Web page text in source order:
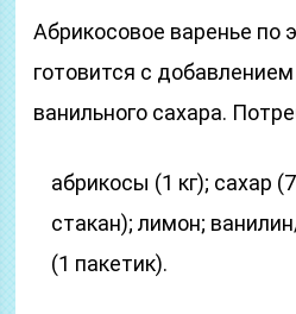
Абрикосовое варенье по
готовится с
ванильного сахара.
абрикосы (1 кг); сахар
стакан); лимон;
(1 пакетик).